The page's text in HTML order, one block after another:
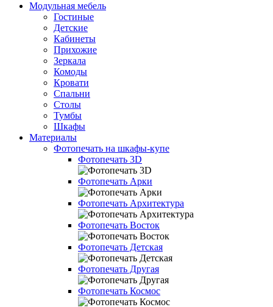
Модульная мебель
Гостиные
Детские
Кабинеты
Прихожие
Зеркала
Комоды
Кровати
Спальни
Столы
Тумбы
Шкафы
Материалы
Фотопечать на шкафы-купе
Фотопечать 3D
Фотопечать Арки
Фотопечать Архитектура
Фотопечать Восток
Фотопечать Детская
Фотопечать Другая
Фотопечать Космос